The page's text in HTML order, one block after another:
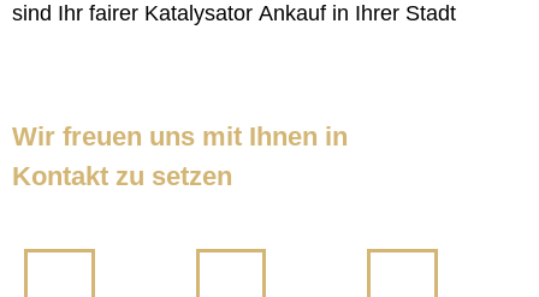
sind Ihr fairer Katalysator Ankauf in Ihrer Stadt
Wir freuen uns mit Ihnen in
Kontakt zu setzen